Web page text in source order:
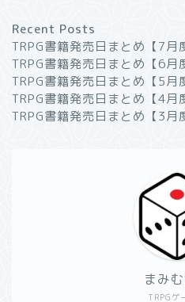
Recent Posts
TRPG書籍発売日まとめ【7月
TRPG書籍発売日まとめ【6月
TRPG書籍発売日まとめ【5月
TRPG書籍発売日まとめ【4月
TRPG書籍発売日まとめ【3月
TRPGゲ
まみ